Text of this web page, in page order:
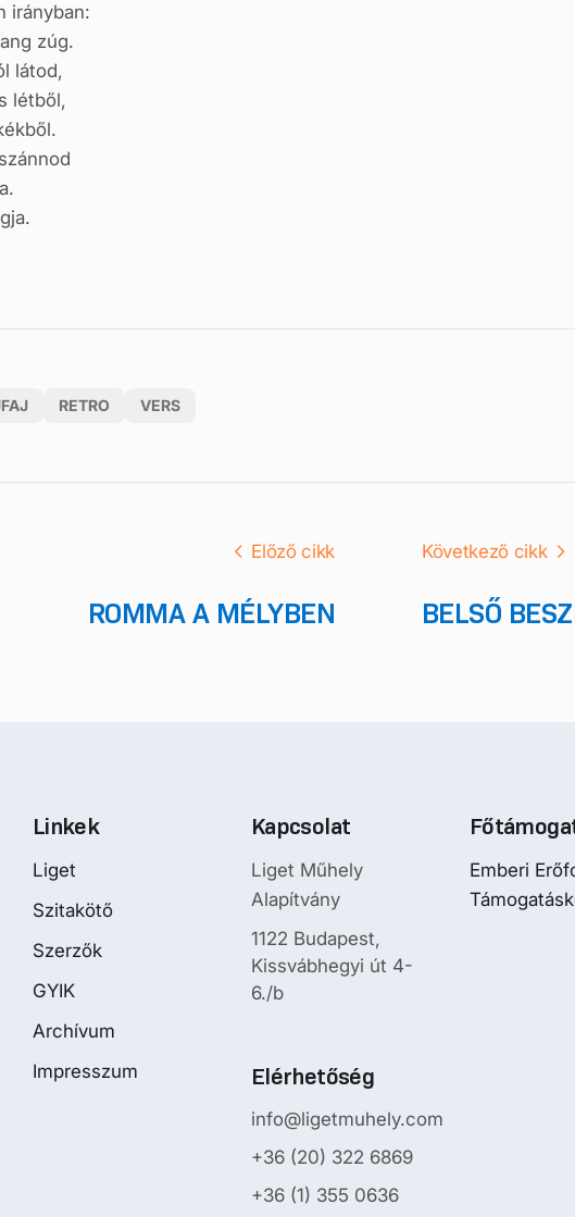
irányban:
zúg.
látod,
létből,
RETRO VERS
Előző cikk
ROMMA A MÉLYBEN
Következő cikk
BELSŐ
Linkek
Liget
Szitakötő
Szerzők
GYIK
Archívum
Impresszum
Kapcsolat
Liget Műhely
Alapítvány
1122 Budapest,
Kissvábhegyi út 4-
6./b
Elérhetőség
info@ligetmuhely.com
+36 (20) 322 6869
+36 (1) 355 0636
Emberi